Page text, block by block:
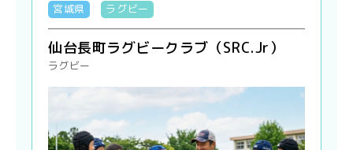
宮城県 ラグビー
仙台長町ラグビークラブ（SRC.Jr）
ラグビー